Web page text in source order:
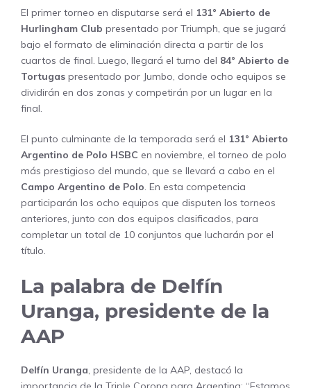
El primer torneo en disputarse será el 131° Abierto de
Hurlingham Club presentado por Triumph, que se jugará
bajo el formato de eliminación directa a partir de los
cuartos de final. Luego, llegará el turno del 84° Abierto de
Tortugas presentado por Jumbo, donde ocho equipos se
dividirán en dos zonas y competirán por un lugar en la
final.
El punto culminante de la temporada será el 131° Abierto
Argentino de Polo HSBC en noviembre, el torneo de polo
más prestigioso del mundo, que se llevará a cabo en el
Campo Argentino de Polo. En esta competencia
participarán los ocho equipos que disputen los torneos
anteriores, junto con dos equipos clasificados, para
completar un total de 10 conjuntos que lucharán por el
título.
La palabra de Delfín
Uranga, presidente de la
AAP
Delfín Uranga, presidente de la AAP, destacó la